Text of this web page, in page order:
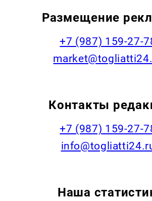
Размещение
+7 (987) 159-27-
Контакты
+7 (987) 159-27-
Наша